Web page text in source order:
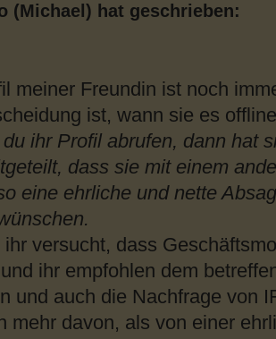
(Michael) hat geschrieben:
meiner Freundin ist noch
ist, wann sie es
ihr Profil abrufen, dann hat
dass sie mit einem
eine ehrliche und nette
ihr versucht, dass
ihr empfohlen dem
und auch die Nachfrage von
mehr davon, als von einer